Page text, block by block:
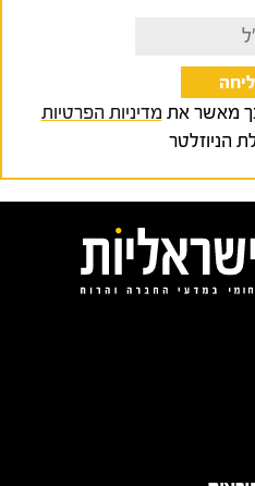
מאשר את מדיניות הפרטיות
הניוזלטר